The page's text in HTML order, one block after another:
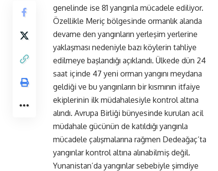
genelinde ise 81 yangınla mücadele ediliyor.
Özellikle Meriç bölgesinde ormanlık alanda
devame den yangınların yerleşim yerlerine
yaklaşması nedeniyle bazı köylerin tahliye
edilmeye başlandığı açıklandı. Ülkede dün 24
saat içinde 47 yeni orman yangını meydana
geldiği ve bu yangınların bir kısmının itfaiye
ekiplerinin ilk müdahalesiyle kontrol altına
alındı. Avrupa Birliği bünyesinde kurulan acil
müdahale gücünün de katıldığı yangınla
mücadele çalışmalarına rağmen Dedeağaç’ta
yangınlar kontrol altına alınabilmiş değil.
Yunanistan’da yangınlar sebebiyle şimdiye